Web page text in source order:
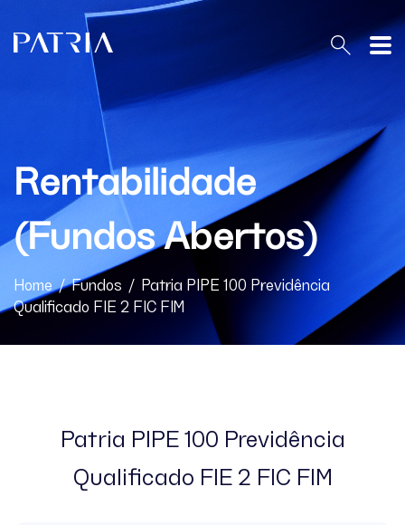
O Patria
Home
Patria Equities Brasil
Invista Agora
Contato
Rentabilidade
(Fundos Abertos)
Home/Fundos / Patria PIPE 100 Previdência
Qualificado FIE 2 FIC FIM
Patria PIPE 100 Previdência
Qualificado FIE 2 FIC FIM